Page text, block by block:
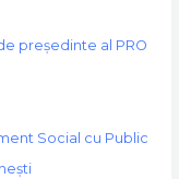
președinte al PRO
Social cu Public